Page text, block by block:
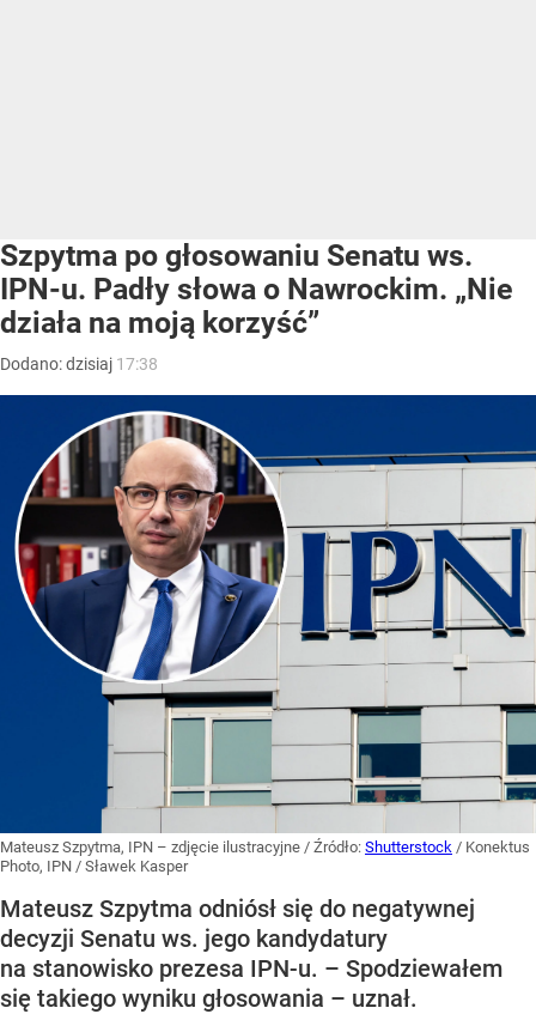
Szpytma po głosowaniu Senatu ws.
IPN-u. Padły słowa o Nawrockim. „Nie
działa na moją korzyść”
Dodano:dzisiaj 17:38
Mateusz Szpytma, IPN – zdjęcie ilustracyjne / Źródło: Shutterstock / Konektus
Photo, IPN / Sławek Kasper
Mateusz Szpytma odniósł się do negatywnej
decyzji Senatu ws. jego kandydatury
na stanowisko prezesa IPN-u. – Spodziewałem
się takiego wyniku głosowania – uznał.